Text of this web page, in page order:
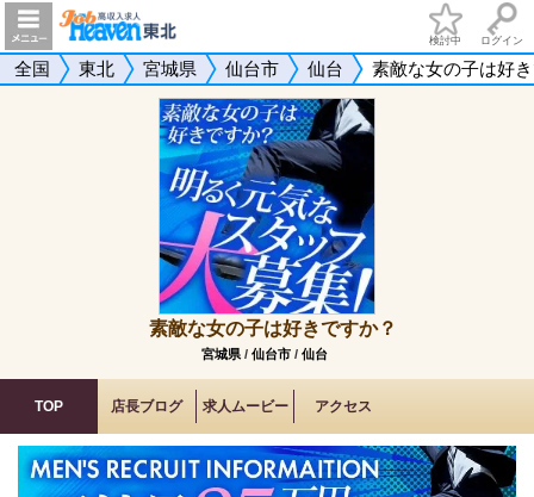
検討中 ログイン
全国 東北 宮城県 仙台市 仙台 素敵な女の子は好
素敵な女の子は好きですか？
宮城県/ 仙台市/ 仙台
TOP 店長ブログ 求人ムービー アクセス